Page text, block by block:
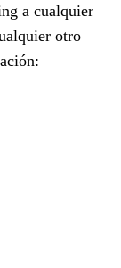
a cualquier
otro